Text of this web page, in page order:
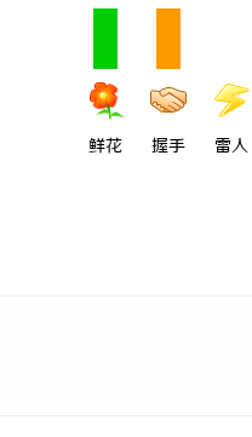
鲜花 握手 雷人